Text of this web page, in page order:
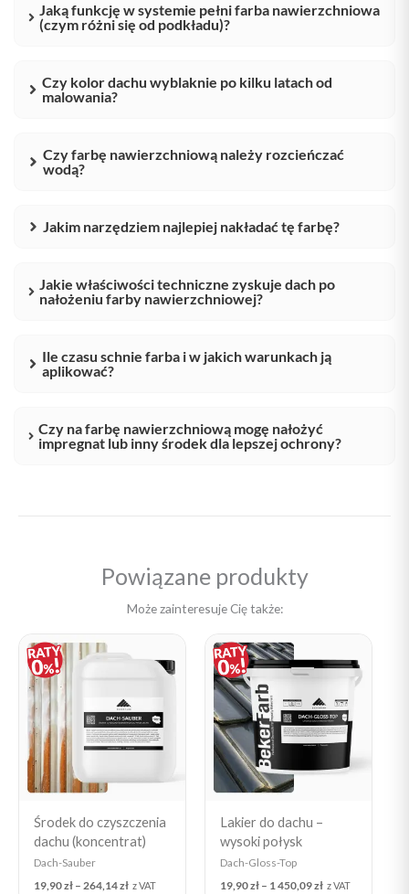
Jaką funkcję w systemie pełni farba nawierzchniowa
(czym różni się od podkładu)?
Czy kolor dachu wyblaknie po kilku latach od
malowania?
Czy farbę nawierzchniową należy rozcieńczać
wodą?
Jakim narzędziem najlepiej nakładać tę farbę?
Jakie właściwości techniczne zyskuje dach po
nałożeniu farby nawierzchniowej?
Ile czasu schnie farba i w jakich warunkach ją
aplikować?
Czy na farbę nawierzchniową mogę nałożyć
impregnat lub inny środek dla lepszej ochrony?
Powiązane produkty
Może zainteresuje Cię także:
Środek do czyszczenia
dachu (koncentrat)
Dach-Sauber
19,90zł – 264,14zł
range:
19,90 zł
z VAT
Lakier do dachu –
wysoki połysk
Dach-Gloss-Top
19,90zł – 1 450,09zł
19,90 zł
through
450,09 zł
z VAT